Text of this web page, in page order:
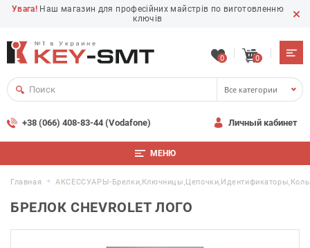
Увага! Наш магазин для професійних майстрів по виготовленню
ключів
0 0
Все категории
+38 (066) 408-83-44 (Vodafone) Личный кабинет
МЕНЮ
Главная АКСЕССУАРЫ-
БРЕЛОК CHEVROLET ЛОГО